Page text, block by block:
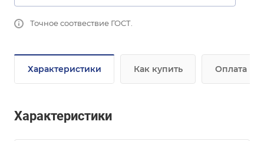
Точное соотвествие ГОСТ.
Характеристики Как купить Оплата
Характеристики